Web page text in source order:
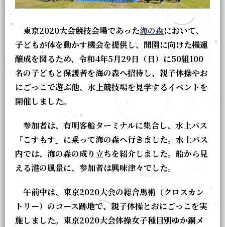
東京2020大会競技会場であった海の森において、
子どもが体を動かす機会を提供し、開園に向けた機運
醸成を図るため、令和4年5月29日（日）に50組100
名の子どもと保護者を海の森へ招待し、親子体操やお
にごっこで遊ぶ他、水上競技場を見学するイベントを
開催しました。
参加者は、有明客船ターミナルに集合し、水上バス
「こすもす」に乗って海の森へ行きました。水上バス
内では、海の森の成り立ちを紹介しました。船から見
える港の風景に、参加者は興味津々でした。
午前中は、東京2020大会の総合馬術（クロスカン
トリー）のコース跡地で、親子体操とおにごっこを実
施しました。東京2020大会体操女子種目別ゆか銅メ